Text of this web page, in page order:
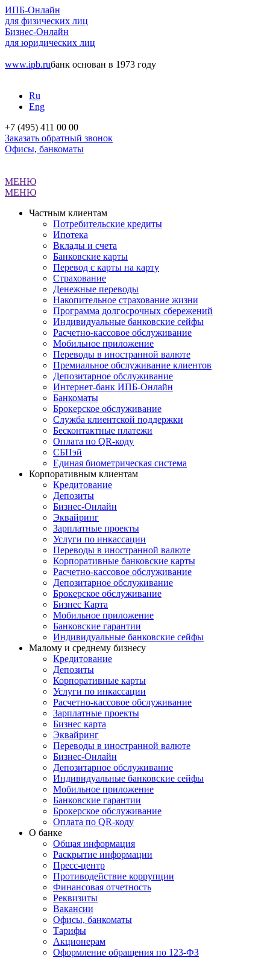
ИПБ-Онлайн
для физических лиц
Бизнес-Онлайн
для юридических лиц
www.ipb.ruбанк основан в 1973 году
Ru
Eng
+7 (495) 411 00 00
Заказать обратный звонок
Офисы, банкоматы
МЕНЮ
МЕНЮ
Частным клиентам
Потребительские кредиты
Ипотека
Вклады и счета
Банковские карты
Перевод с карты на карту
Страхование
Денежные переводы
Накопительное страхование жизни
Программа долгосрочных сбережений
Индивидуальные банковские сейфы
Расчетно-кассовое обслуживание
Мобильное приложение
Переводы в иностранной валюте
Премиальное обслуживание клиентов
Депозитарное обслуживание
Интернет-банк ИПБ-Онлайн
Банкоматы
Брокерское обслуживание
Служба клиентской поддержки
Бесконтактные платежи
Оплата по QR-коду
СБПэй
Единая биометрическая система
Корпоративным клиентам
Кредитование
Депозиты
Бизнес-Онлайн
Эквайринг
Зарплатные проекты
Услуги по инкассации
Переводы в иностранной валюте
Корпоративные банковские карты
Расчетно-кассовое обслуживание
Депозитарное обслуживание
Брокерское обслуживание
Бизнес Карта
Мобильное приложение
Банковские гарантии
Индивидуальные банковские сейфы
Малому и среднему бизнесу
Кредитование
Депозиты
Корпоративные карты
Услуги по инкассации
Расчетно-кассовое обслуживание
Зарплатные проекты
Бизнес карта
Эквайринг
Переводы в иностранной валюте
Бизнес-Онлайн
Депозитарное обслуживание
Индивидуальные банковские сейфы
Мобильное приложение
Банковские гарантии
Брокерское обслуживание
Оплата по QR-коду
О банке
Общая информация
Раскрытие информации
Пресс-центр
Противодействие коррупции
Финансовая отчетность
Реквизиты
Вакансии
Офисы, банкоматы
Тарифы
Акционерам
Оформление обращения по 123-ФЗ